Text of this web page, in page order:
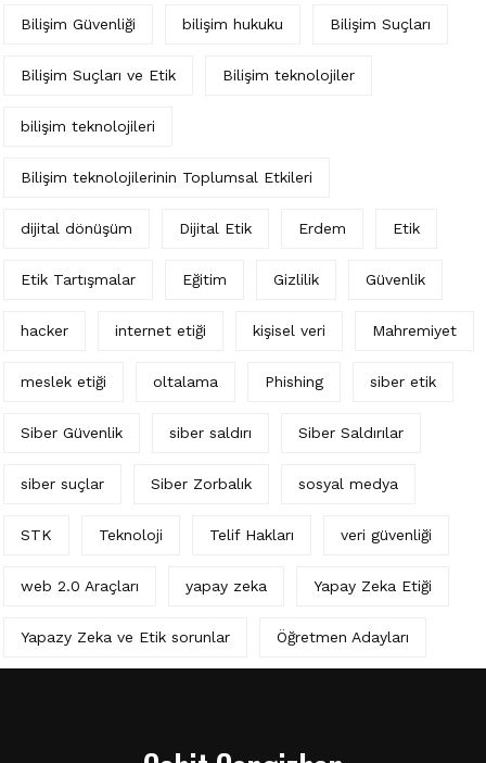
Bilişim Güvenliği bilişim hukuku Bilişim Suçları
Bilişim Suçları ve Etik Bilişim teknolojiler
bilişim teknolojileri
Bilişim teknolojilerinin Toplumsal Etkileri
dijital dönüşüm Dijital Etik Erdem Etik
Etik Tartışmalar Eğitim Gizlilik Güvenlik
hacker internet etiği kişisel veri Mahremiyet
meslek etiği oltalama Phishing siber etik
Siber Güvenlik siber saldırı Siber Saldırılar
siber suçlar Siber Zorbalık sosyal medya
STK Teknoloji Telif Hakları veri güvenliği
web 2.0 Araçları yapay zeka Yapay Zeka Etiği
Yapazy Zeka ve Etik sorunlar Öğretmen Adayları